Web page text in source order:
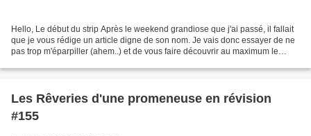
Hello, Le début du strip Après le weekend grandiose que j'ai passé, il fallait
que je vous rédige un article digne de son nom. Je vais donc essayer de ne
pas trop m'éparpiller (ahem..) et de vous faire découvrir au maximum le
Les Rêveries d'une promeneuse en révision
#155